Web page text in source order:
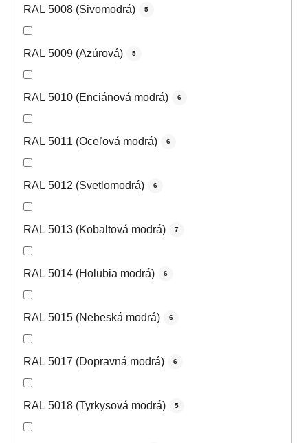
RAL 5008 (Sivomodrá) 5
RAL 5009 (Azúrová) 5
RAL 5010 (Enciánová modrá) 6
RAL 5011 (Oceľová modrá) 6
RAL 5012 (Svetlomodrá) 6
RAL 5013 (Kobaltová modrá) 7
RAL 5014 (Holubia modrá) 6
RAL 5015 (Nebeská modrá) 6
RAL 5017 (Dopravná modrá) 6
RAL 5018 (Tyrkysová modrá) 5